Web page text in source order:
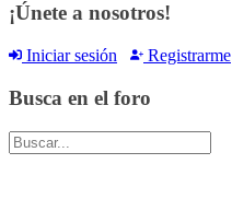
¡Únete a nosotros!
Iniciar sesión Registrarme
Busca en el foro